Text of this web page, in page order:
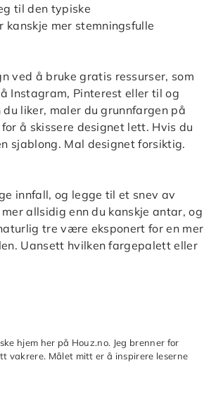
til den typiske
mer stemningsfulle
ved å bruke gratis ressurser, som
Instagram, Pinterest eller til og
liker, maler du grunnfargen på
å skissere designet lett. Hvis du
sjablong. Mal designet forsiktig.
innfall, og legge til et snev av
allsidig enn du kanskje antar, og
tre være eksponert for en mer
Uansett hvilken fargepalett eller
hjem her på Houz.no. Jeg brenner for
vakrere. Målet mitt er å inspirere leserne